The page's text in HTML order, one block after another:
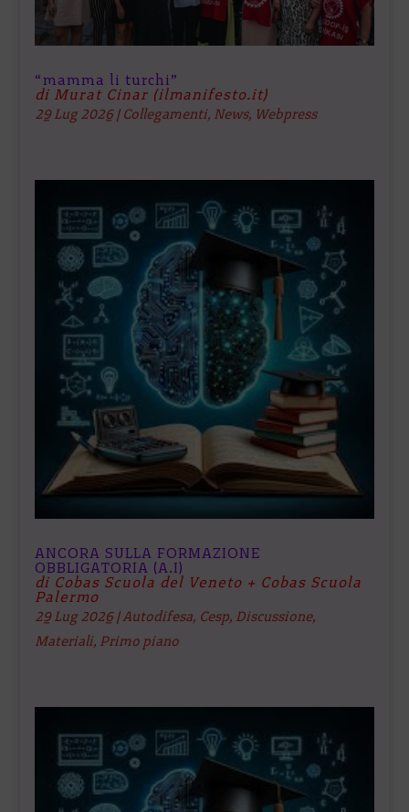
“mamma li turchi”
di Murat Cinar (ilmanifesto.it)
29 Lug 2026| Collegamenti, News, Webpress
ANCORA SULLA FORMAZIONE
OBBLIGATORIA (A.I)
di Cobas Scuola del Veneto + Cobas Scuola
Palermo
29 Lug 2026|Autodifesa, Cesp, Discussione,
Materiali, Primo piano